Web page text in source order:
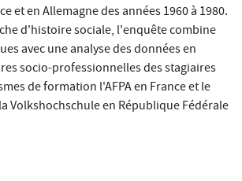
et en Allemagne des années 1960 à 1980.
d'histoire sociale, l'enquête combine
avec une analyse des données en
socio-professionnelles des stagiaires
de formation l'AFPA en France et le
Volkshochschule en République Fédérale